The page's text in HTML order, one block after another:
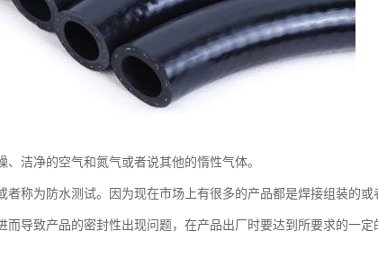
洁净的空气和氮气或者说其他的惰性气体。
者称为防水测试。因为现在市场上有很多的产品都是焊接组装的
而导致产品的密封性出现问题，在产品出厂时要达到所要求的一